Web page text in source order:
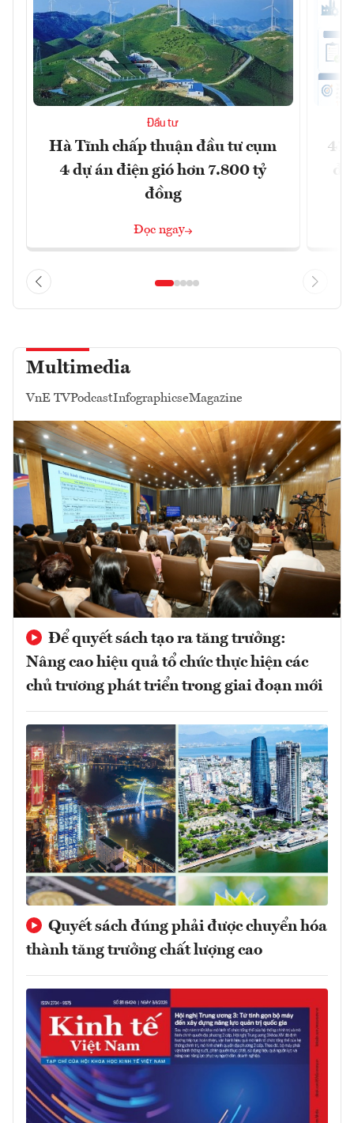
Đầu tư
Hà Tĩnh chấp thuận đầu tư cụm
4 dự án điện gió hơn 7.800 tỷ
đồng
Đọc ngay
41
Multimedia
VnE TVPodcastInfographicseMagazine
Để quyết sách tạo ra tăng trưởng:
Nâng cao hiệu quả tổ chức thực hiện các
chủ trương phát triển trong giai đoạn mới
Quyết sách đúng phải được chuyển hóa
thành tăng trưởng chất lượng cao